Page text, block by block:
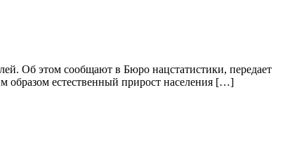
Об этом сообщают в Бюро нацстатистики, передает
образом естественный прирост населения […]